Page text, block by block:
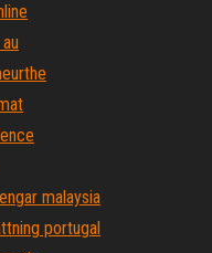
malaysia
portugal